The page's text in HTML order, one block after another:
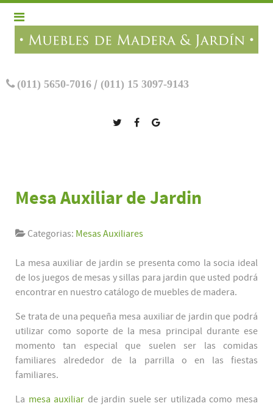
(011) 5650-7016 / (011) 15 3097-9143
Mesa Auxiliar de Jardin
Categorias: Mesas Auxiliares
La mesa auxiliar de jardin se presenta como la socia ideal
de los juegos de mesas y sillas para jardin que usted podrá
encontrar en nuestro catálogo de muebles de madera.
Se trata de una pequeña mesa auxiliar de jardin que podrá
utilizar como soporte de la mesa principal durante ese
momento tan especial que suelen ser las comidas
familiares alrededor de la parrilla o en las fiestas
familiares.
La mesa auxiliar de jardin suele ser utilizada como mesa